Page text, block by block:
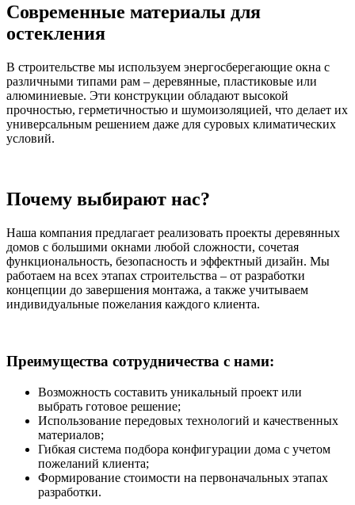
Современные материалы для
остекления
В строительстве мы используем энергосберегающие окна с
различными типами рам – деревянные, пластиковые или
алюминиевые. Эти конструкции обладают высокой
прочностью, герметичностью и шумоизоляцией, что делает их
универсальным решением даже для суровых климатических
условий.
Почему выбирают нас?
Наша компания предлагает реализовать проекты деревянных
домов с большими окнами любой сложности, сочетая
функциональность, безопасность и эффектный дизайн. Мы
работаем на всех этапах строительства – от разработки
концепции до завершения монтажа, а также учитываем
индивидуальные пожелания каждого клиента.
Преимущества сотрудничества с нами:
Возможность составить уникальный проект или
выбрать готовое решение;
Использование передовых технологий и качественных
материалов;
Гибкая система подбора конфигурации дома с учетом
пожеланий клиента;
Формирование стоимости на первоначальных этапах
разработки.